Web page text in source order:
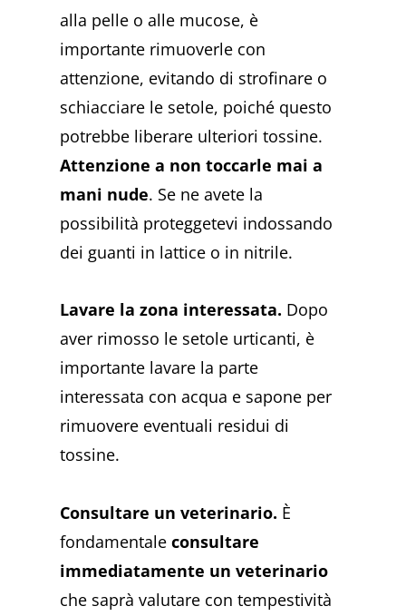
alla pelle o alle mucose, è
importante rimuoverle con
attenzione, evitando di strofinare o
schiacciare le setole, poiché questo
potrebbe liberare ulteriori tossine.
Attenzione a non toccarle mai a
mani nude. Se ne avete la
possibilità proteggetevi indossando
dei guanti in lattice o in nitrile.
Lavare la zona interessata. Dopo
aver rimosso le setole urticanti, è
importante lavare la parte
interessata con acqua e sapone per
rimuovere eventuali residui di
tossine.
Consultare un veterinario. È
fondamentaleconsultare
immediatamente un veterinario
che saprà valutare con tempestività